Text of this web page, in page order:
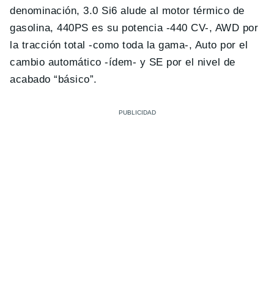
denominación, 3.0 Si6 alude al motor térmico de
gasolina, 440PS es su potencia -440 CV-, AWD por
la tracción total -como toda la gama-, Auto por el
cambio automático -ídem- y SE por el nivel de
acabado “básico”.